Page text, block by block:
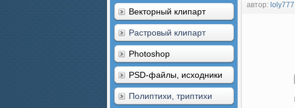
Векторный клипарт
Растровый клипарт
Photoshop
PSD-файлы, исходники
Полиптихи, триптихи
автор: loly777